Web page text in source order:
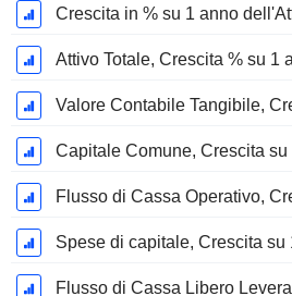
Attivo Totale, Crescita % su 1
Capitale Comune, Crescita su
Spese di capitale, Crescita su